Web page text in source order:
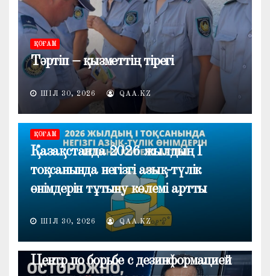
ҚОҒАМ
Тәртіп – қызметтің тірегі
ШІЛ 30, 2026 QAA.KZ
ҚОҒАМ
Қазақстанда 2026 жылдың I
тоқсанында негізгі азық-түлік
өнімдерін тұтыну көлемі артты
ШІЛ 30, 2026 QAA.KZ
ОБЩЕСТВО
Центр по борьбе с дезинформацией